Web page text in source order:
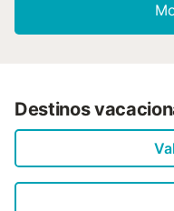
Destinos